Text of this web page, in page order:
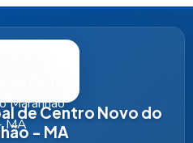
de Centro Novo do
- MA